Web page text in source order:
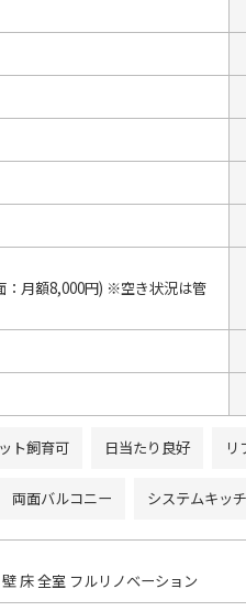
：月額8,000円) ※空き状況は管
ト飼育可 日当たり良好 リ
両面バルコニー システムキッ
床 全室 フルリノベーション